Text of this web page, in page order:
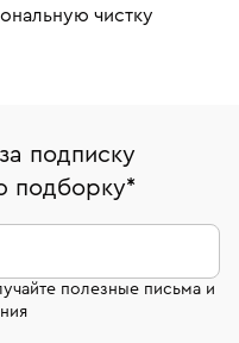
чистку
подписку
подборку*
полезные письма и